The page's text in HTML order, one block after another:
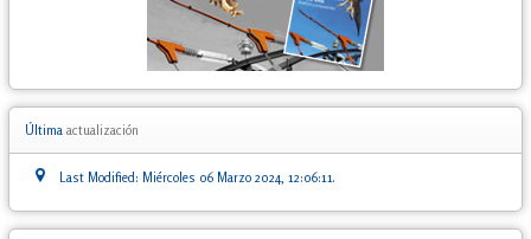
Última actualización
Last Modified: Miércoles 06 Marzo 2024, 12:06:11.